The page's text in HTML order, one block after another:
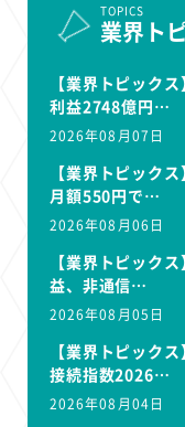
TOPICS
業界ト
【業界トピック
利益2748億円…
2026年08月07日
【業界トピック
月額550円で…
2026年08月06日
【業界トピック
益、非通信…
2026年08月05日
【業界トピック
接続指数2026…
2026年08月04日